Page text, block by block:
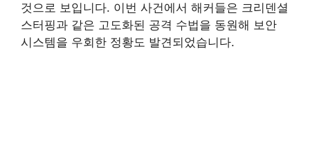
것으로 보입니다. 이번 사건에서 해커들은 크리덴셜
스터핑과 같은 고도화된 공격 수법을 동원해 보안
시스템을 우회한 정황도 발견되었습니다.